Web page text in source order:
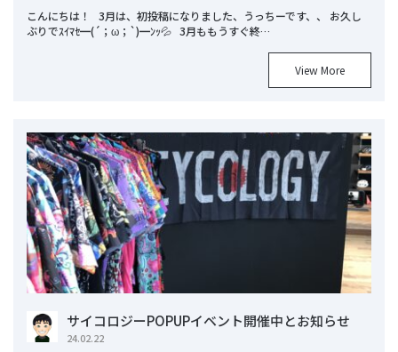
こんにちは！ 3月は、初投稿になりました、うっちーです、、 お久し
ぶりでｽｲﾏｾ━(´；ω；`)━ﾝｯ💦 3月ももうすぐ終…
View More
サイコロジーPOPUPイベント開催中とお知らせ
24.02.22